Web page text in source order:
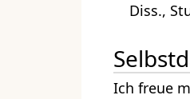
Diss.,
Ich freue